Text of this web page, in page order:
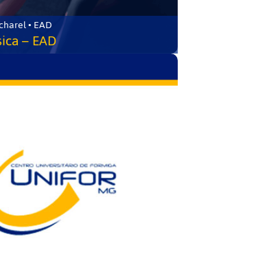
• EAD
– EAD